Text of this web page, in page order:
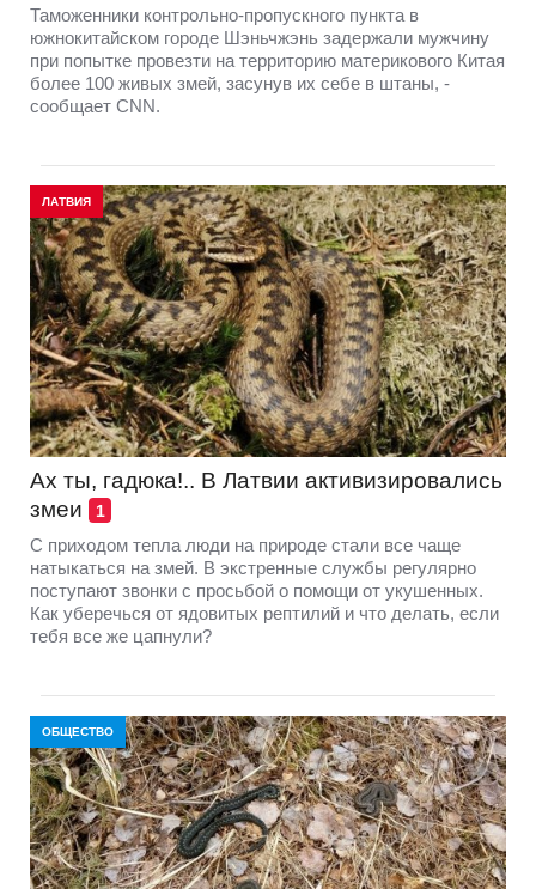
Таможенники контрольно-пропускного пункта в
южнокитайском городе Шэньчжэнь задержали мужчину
при попытке провезти на территорию материкового Китая
более 100 живых змей, засунув их себе в штаны, -
сообщает CNN.
ЛАТВИЯ
Ах ты, гадюка!.. В Латвии активизировались
змеи
1
С приходом тепла люди на природе стали все чаще
натыкаться на змей. В экстренные службы регулярно
поступают звонки с просьбой о помощи от укушенных.
Как уберечься от ядовитых рептилий и что делать, если
тебя все же цапнули?
ОБЩЕСТВО